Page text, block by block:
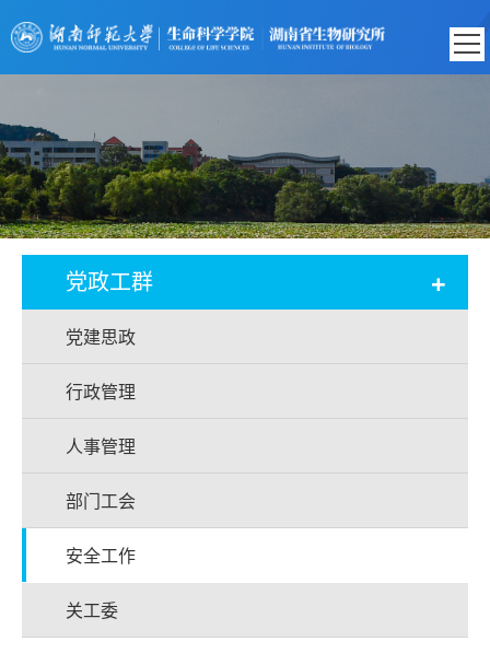
党政工群 +
党建思政
行政管理
人事管理
部门工会
安全工作
关工委